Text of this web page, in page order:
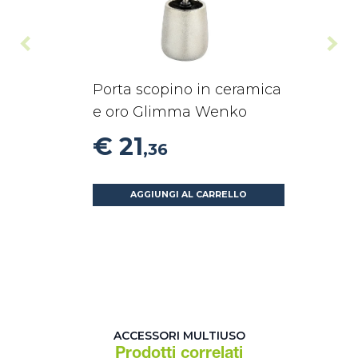
Porta scopino in ceramica
e oro Glimma Wenko
€ 21,36
AGGIUNGI AL CARRELLO
ACCESSORI MULTIUSO